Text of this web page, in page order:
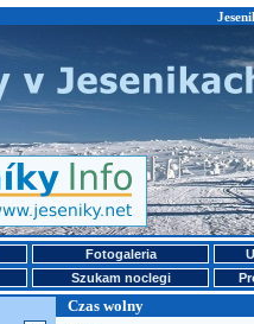
Fotogaleria
Szukam noclegi
Czas wolny